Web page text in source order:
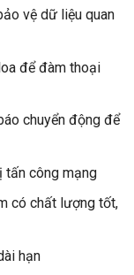
vệ dữ liệu quan
để đàm thoại
chuyển động để
tấn công mạng
có chất lượng tốt,
hạn